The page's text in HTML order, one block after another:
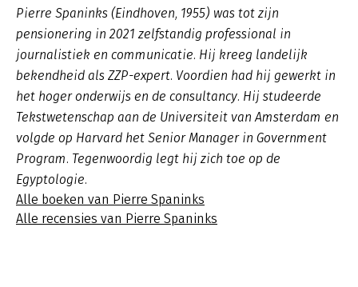
Pierre Spaninks (Eindhoven, 1955) was tot zijn
pensionering in 2021 zelfstandig professional in
journalistiek en communicatie. Hij kreeg landelijk
bekendheid als ZZP-expert. Voordien had hij gewerkt in
het hoger onderwijs en de consultancy. Hij studeerde
Tekstwetenschap aan de Universiteit van Amsterdam en
volgde op Harvard het Senior Manager in Government
Program. Tegenwoordig legt hij zich toe op de
Egyptologie.
Alle boeken van Pierre Spaninks
Alle recensies van Pierre Spaninks